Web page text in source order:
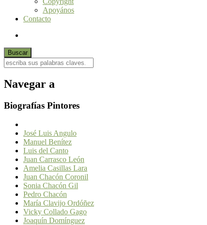
Apoyános
Contacto
Navegar a
Biografías Pintores
José Luis Angulo
Manuel Benítez
Luis del Canto
Juan Carrasco León
Amelia Casillas Lara
Juan Chacón Coronil
Sonia Chacón Gil
Pedro Chacón
María Clavijo Ordóñez
Vicky Collado Gago
Joaquín Domínguez